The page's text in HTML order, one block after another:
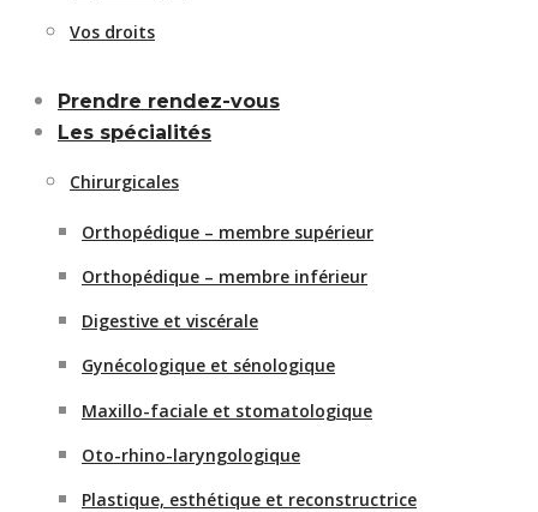
Vos droits
Prendre rendez-vous
Les spécialités
Chirurgicales
Orthopédique – membre supérieur
Orthopédique – membre inférieur
Digestive et viscérale
Gynécologique et sénologique
Maxillo-faciale et stomatologique
Oto-rhino-laryngologique
Plastique, esthétique et reconstructrice